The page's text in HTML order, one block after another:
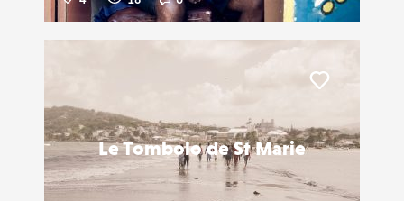
Le Tombolo de St Marie